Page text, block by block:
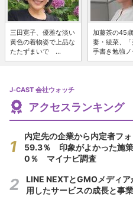
三田寛子、優雅な淡い
黄色の着物姿で上品な
たたずまいで ...
加藤茶の45
妻・綾菜、「
手書き勉強ノ
J-CAST 会社ウォッチ
アクセスランキング
内定先の企業から内定者フ
59.3％ 印象がよかった施
0％ マイナビ調査
LINE NEXTとGMOメディ
用したサービスの成長と事